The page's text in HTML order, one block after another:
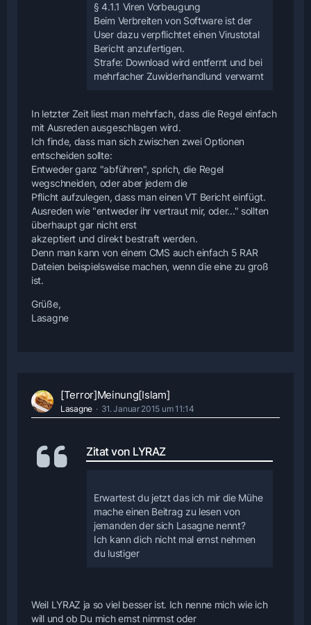
§ 4.1.1 Viren Vorbeugung
Beim Verbreiten von Software ist der
User dazu verpflichtet einen Virustotal
Bericht anzufertigen.
Strafe: Download wird entfernt und bei
mehrfacher Zuwiderhandlund verwarnt
In letzter Zeit liest man mehrfach, dass die Regel einfach
mit Ausreden ausgeschlagen wird.
Ich finde, dass man sich zwischen zwei Optionen
entscheiden sollte:
Entweder ganz "abführen", sprich, die Regel
wegschneiden, oder aber jedem die
Pflicht aufzulegen, dass man einen VT Bericht einfügt.
Ausreden wie "entweder ihr vertraut mir, oder..." sollten
überhaupt gar nicht erst
akzeptiert und direkt bestraft werden.
Denn man kann von einem CMS auch einfach 5 RAR
Dateien beispielsweise machen, wenn die eine zu groß
ist.
Grüße,
Lasagne
[Terror]Meinung[Islam]
Lasagne 31. Januar 2015 um 11:14
Zitat von LYRAZ
Erwartest du jetzt das ich mir die Mühe
mache einen Beitrag zu lesen von
jemanden der sich Lasagne nennt?
Ich kann dich nicht mal ernst nehmen
du lustiger
Weil LYRAZ ja so viel besser ist. Ich nenne mich wie ich
will und ob Du mich ernst nimmst oder